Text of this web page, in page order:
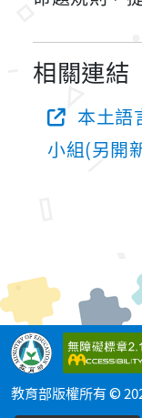
相關連結
本土語
小組(另開
教育部版權所有 ©